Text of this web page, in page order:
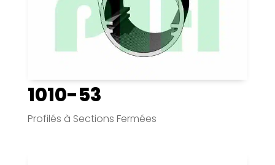
1010-53
Profilés à Sections Fermées